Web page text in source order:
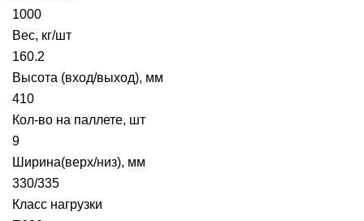
1000
Вес, кг/шт
160.2
Высота (вход/выход), мм
410
Кол-во на паллете, шт
9
Ширина(верх/низ), мм
330/335
Класс нагрузки